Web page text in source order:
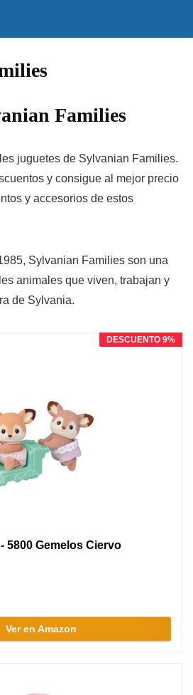
Families
juguetes de Sylvanian Families.
y consigue al mejor precio
y accesorios de estos
Sylvanian Families son una
animales que viven, trabajan y
de Sylvania.
DESCUENTO 9%
5800 Gemelos Ciervo
Ver en Amazon